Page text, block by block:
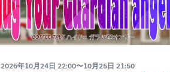
2026年10月24日 22:00〜10月25日 21:50